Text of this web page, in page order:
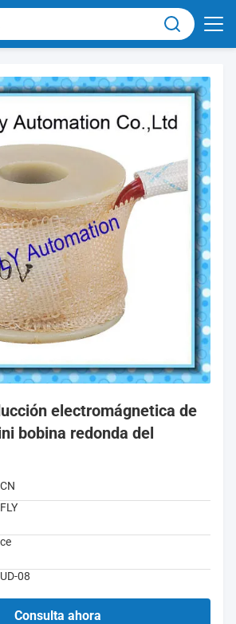
electromágnetica de
bobina redonda del
CN
FLY
ce
UD-08
Consulta ahora